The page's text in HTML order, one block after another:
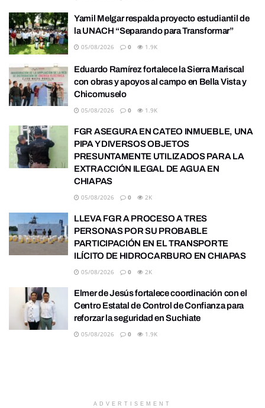
Yamil Melgar respalda proyecto estudiantil de
la UNACH “Separando para Transformar”
05/08/2026 0 1.9K
Eduardo Ramírez fortalece la Sierra Mariscal
con obras y apoyos al campo en Bella Vista y
Chicomuselo
05/08/2026 0 1.9K
FGR ASEGURA EN CATEO INMUEBLE, UNA
PIPA Y DIVERSOS OBJETOS
PRESUNTAMENTE UTILIZADOS PARA LA
EXTRACCIÓN ILEGAL DE AGUA EN
CHIAPAS
05/08/2026 0 2K
LLEVA FGR A PROCESO A TRES
PERSONAS POR SU PROBABLE
PARTICIPACIÓN EN EL TRANSPORTE
ILÍCITO DE HIDROCARBURO EN CHIAPAS
05/08/2026 0 2K
Elmer de Jesús fortalece coordinación con el
Centro Estatal de Control de Confianza para
reforzar la seguridad en Suchiate
05/08/2026 0 1.9K
ADVERTISEMENT